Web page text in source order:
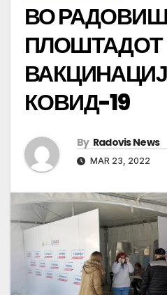
ВО
ПЛОШТАДОТ
КОВИД-19
By Radovis News
MAR 23, 2022